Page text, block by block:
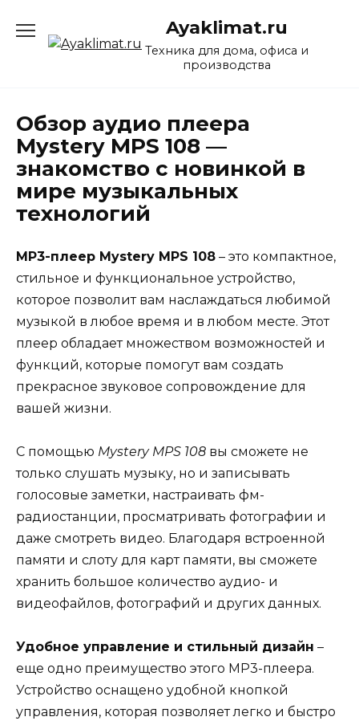
содержанию
Ayaklimat.ru
Техника для дома, офиса и
производства
Обзор аудио плеера
Mystery MPS 108 —
знакомство с новинкой в
мире музыкальных
технологий
MP3-плеер Mystery MPS 108 – это компактное,
стильное и функциональное устройство,
которое позволит вам наслаждаться любимой
музыкой в любое время и в любом месте. Этот
плеер обладает множеством возможностей и
функций, которые помогут вам создать
прекрасное звуковое сопровождение для
вашей жизни.
С помощью Mystery MPS 108 вы сможете не
только слушать музыку, но и записывать
голосовые заметки, настраивать фм-
радиостанции, просматривать фотографии и
даже смотреть видео. Благодаря встроенной
памяти и слоту для карт памяти, вы сможете
хранить большое количество аудио- и
видеофайлов, фотографий и других данных.
Удобное управление и стильный дизайн –
еще одно преимущество этого MP3-плеера.
Устройство оснащено удобной кнопкой
управления, которая позволяет легко и быстро